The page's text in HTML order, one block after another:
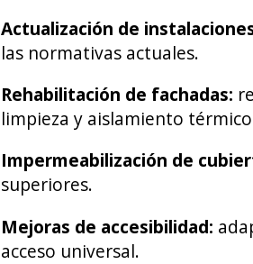
Actualización de
las normativas actuales.
Rehabilitación de fachadas:
limpieza y aislamiento
Impermeabilización de
superiores.
Mejoras de accesibilidad:
acceso universal.